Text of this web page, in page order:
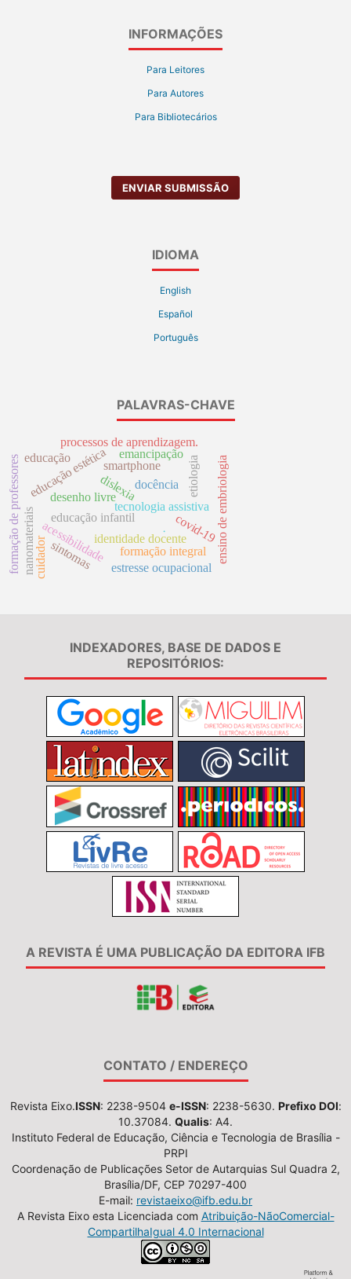
INFORMAÇÕES
Para Leitores
Para Autores
Para Bibliotecários
ENVIAR SUBMISSÃO
IDIOMA
English
Español
Português
PALAVRAS-CHAVE
desenho livre
educação infantil
educação estética
acessibilidade
tecnologia assistiva
dislexia
smartphone
. ensino de embriologia
processos de aprendizagem.
identidade docente
formação de professores estresse ocupacional
docência
formação integral
emancipação
nanomateriais
etiologia
educação
cuidadorsintomas
covid-19
INDEXADORES, BASE DE DADOS E
REPOSITÓRIOS:
A REVISTA É UMA PUBLICAÇÃO DA EDITORA IFB
CONTATO / ENDEREÇO
Revista Eixo.ISSN: 2238-9504 e-ISSN: 2238-5630. Prefixo DOI:
10.37084. Qualis: A4.
Instituto Federal de Educação, Ciência e Tecnologia de Brasília -
PRPI
Coordenação de Publicações Setor de Autarquias Sul Quadra 2,
Brasília/DF, CEP 70297-400
E-mail: revistaeixo@ifb.edu.br
A Revista Eixo esta Licenciada com Atribuição-NãoComercial-
CompartilhaIgual 4.0 Internacional